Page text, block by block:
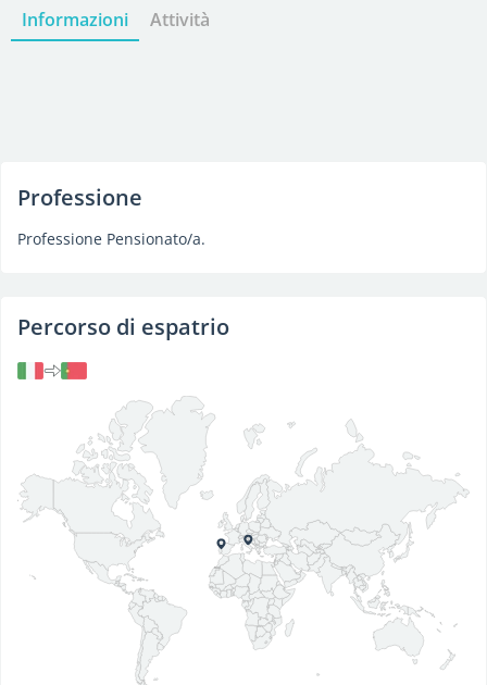
Informazioni Attività
Professione
Professione Pensionato/a.
Percorso di espatrio